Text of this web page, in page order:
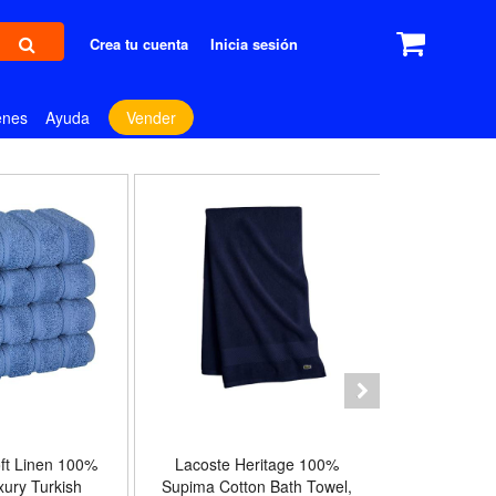
Crea tu cuenta Inicia sesión
Ayuda Vender
Linen 100%
Turkish
Lacoste Heritage 100%
Supima Cotton Bath Towel,